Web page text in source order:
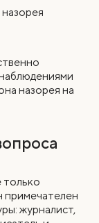
назорея на
только
примечателен
журналист,